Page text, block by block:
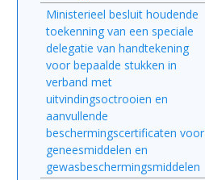
Ministerieel besluit houdende
toekenning van een speciale
delegatie van handtekening
voor bepaalde stukken in
verband met
uitvindingsoctrooien en
aanvullende
beschermingscertificaten voor
geneesmiddelen en
gewasbeschermingsmiddelen